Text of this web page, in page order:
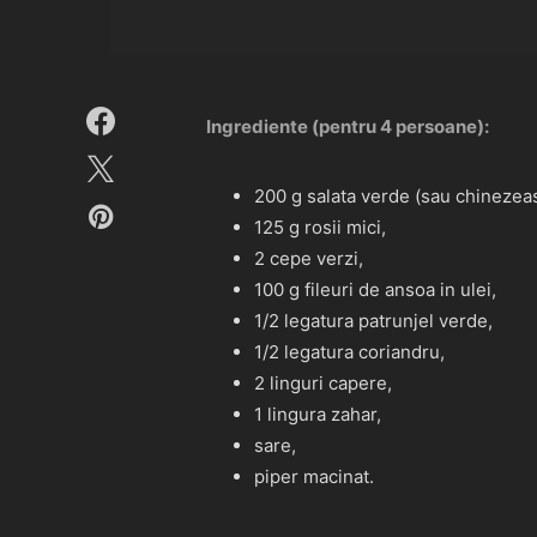
Ingrediente (pentru 4 persoane):
200 g salata verde (sau
125 g rosii mici,
2 cepe verzi,
100 g fileuri de ansoa in ulei,
1/2 legatura patrunjel verde,
1/2 legatura coriandru,
2 linguri capere,
1 lingura zahar,
sare,
piper macinat.